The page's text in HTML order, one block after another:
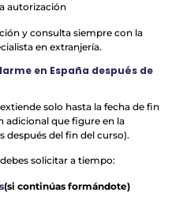
autorización
y consulta siempre con la
en extranjería.
en España después de
solo hasta la fecha de fin
adicional que figure en la
después del fin del curso).
solicitar a tiempo:
(si continúas formándote)